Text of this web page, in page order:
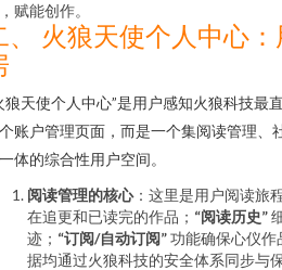
赋能创作。
、 火狼天使个人中心
狼天使个人中心”是用户感知火狼科技最
账户管理页面，而是一个集阅读管理、
体的综合性用户空间。
阅读管理的核心：这里是用户阅读旅
在追更和已读完的作品； “阅读历史”
迹； “订阅/自动订阅”功能确保心仪作
据均通过火狼科技的安全体系同步与保